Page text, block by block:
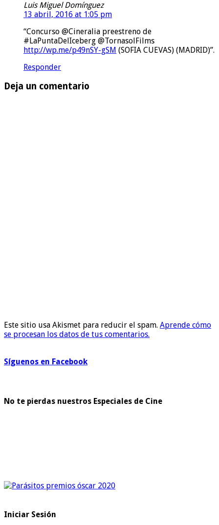
Luis Miguel Domínguez
13 abril, 2016 at 1:05 pm
“Concurso @Cineralia preestreno de
#LaPuntaDelIceberg @TornasolFilms
http://wp.me/p49nSY-gSM (SOFIA CUEVAS) (MADRID)”.
Responder
Deja un comentario
Este sitio usa Akismet para reducir el spam. Aprende cómo
se procesan los datos de tus comentarios.
Síguenos en Facebook
No te pierdas nuestros Especiales de Cine
Iniciar Sesión